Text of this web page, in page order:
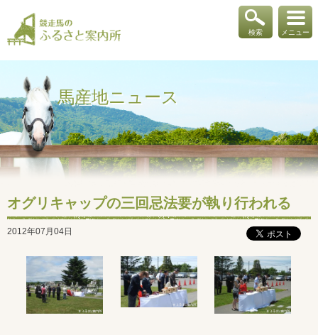
メニュー
検索
馬産地ニュース
オグリキャップの三回忌法要が執り行われる
2012年07月04日